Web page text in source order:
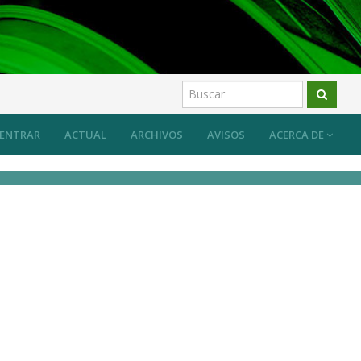
ACTUAL ARCHIVOS AVISOS ACERCA DE
ENTRAR